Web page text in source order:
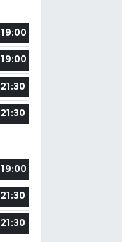
19:00
19:00
21:30
21:30
19:00
21:30
21:30